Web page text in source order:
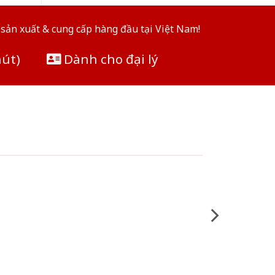
xuất & cung cấp hàng đầu tại Việt Nam!
Dành cho đại lý